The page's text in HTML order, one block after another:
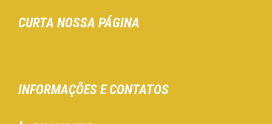
CURTA NOSSA PÁGINA
INFORMAÇÕES E CONTATOS